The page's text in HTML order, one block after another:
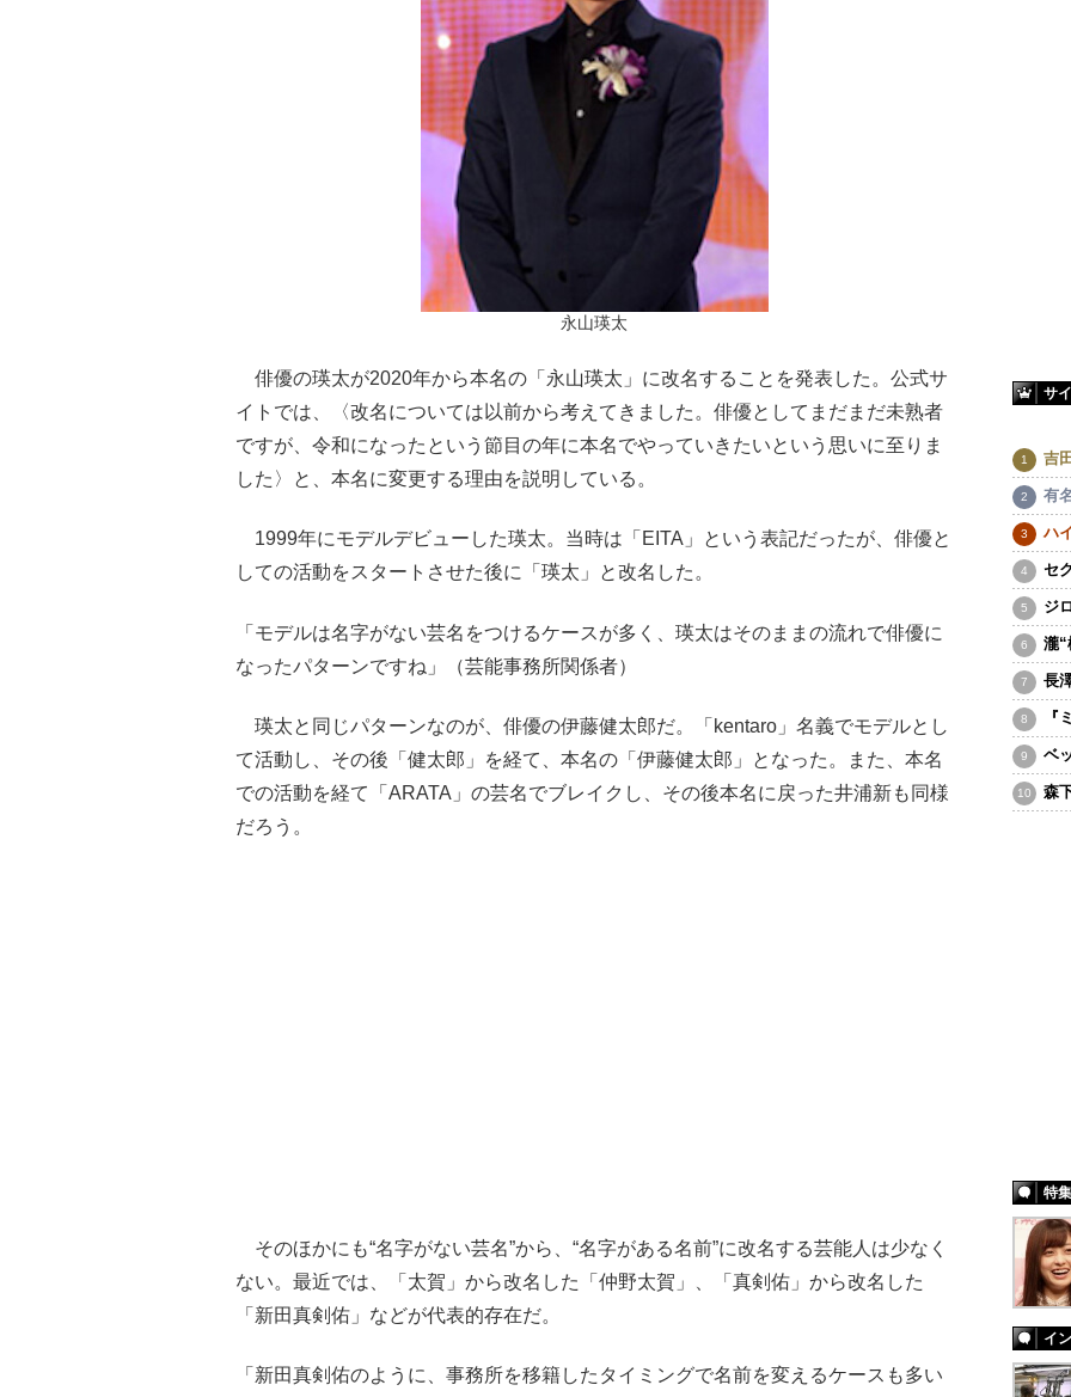
永山瑛太
俳優の瑛太が2020年から本名の「永山瑛太」に改名することを発表した。公式サ
イトでは、〈改名については以前から考えてきました。俳優としてまだまだ未熟者
ですが、令和になったという節目の年に本名でやっていきたいという思いに至りま
した〉と、本名に変更する理由を説明している。
1999年にモデルデビューした瑛太。当時は「EITA」という表記だったが、俳優と
しての活動をスタートさせた後に「瑛太」と改名した。
「モデルは名字がない芸名をつけるケースが多く、瑛太はそのままの流れで俳優に
なったパターンですね」（芸能事務所関係者）
瑛太と同じパターンなのが、俳優の伊藤健太郎だ。「kentaro」名義でモデルとし
て活動し、その後「健太郎」を経て、本名の「伊藤健太郎」となった。また、本名
での活動を経て「ARATA」の芸名でブレイクし、その後本名に戻った井浦新も同様
だろう。
そのほかにも“名字がない芸名”から、“名字がある名前”に改名する芸能人は少なく
ない。最近では、「太賀」から改名した「仲野太賀」、「真剣佑」から改名した
「新田真剣佑」などが代表的存在だ。
「新田真剣佑のように、事務所を移籍したタイミングで名前を変えるケースも多い
サ
吉
有
ハ
セ
ジ
瀧“
長
『
ベ
森
特集
イ